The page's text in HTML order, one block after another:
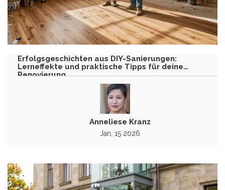
Erfolgsgeschichten aus DIY-Sanierungen:
Lerneffekte und praktische Tipps für deine
Renovierung
Anneliese Kranz
Jan, 15 2026